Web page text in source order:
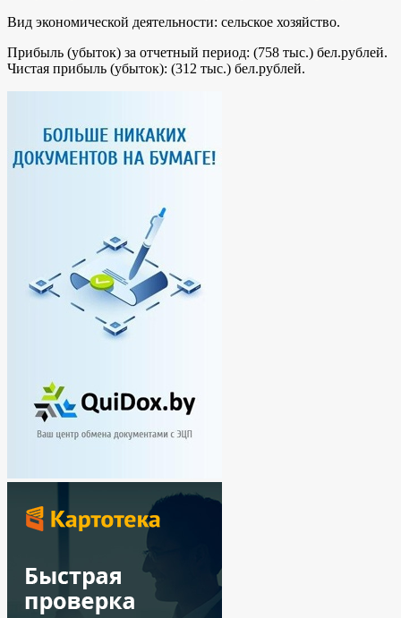
Вид экономической деятельности: сельское хозяйство.
Прибыль (убыток) за отчетный период: (758 тыс.) бел.рублей.
Чистая прибыль (убыток): (312 тыс.) бел.рублей.